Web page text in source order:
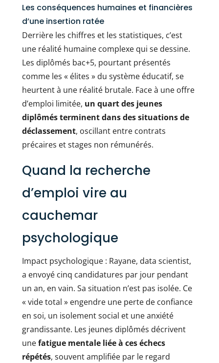
Les conséquences humaines et financières
d’une insertion ratée
Derrière les chiffres et les statistiques, c’est
une réalité humaine complexe qui se dessine.
Les diplômés bac+5, pourtant présentés
comme les « élites » du système éducatif, se
heurtent à une réalité brutale. Face à une offre
d’emploi limitée, un quart des jeunes
diplômés terminent dans des situations de
déclassement, oscillant entre contrats
précaires et stages non rémunérés.
Quand la recherche
d’emploi vire au
cauchemar
psychologique
Impact psychologique : Rayane, data scientist,
a envoyé cinq candidatures par jour pendant
un an, en vain. Sa situation n’est pas isolée. Ce
« vide total » engendre une perte de confiance
en soi, un isolement social et une anxiété
grandissante. Les jeunes diplômés décrivent
unefatigue mentale liée à ces échecs
répétés, souvent amplifiée par le regard